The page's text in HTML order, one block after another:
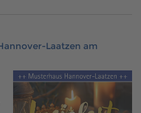
Laatzen am